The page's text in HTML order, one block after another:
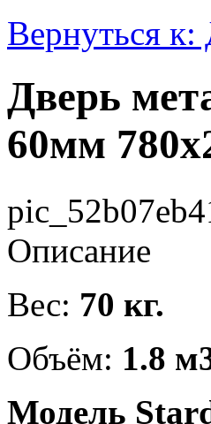
Вернуться
Дверь
60мм
Описание
Вес: 70 кг.
Объём: 1.8
Модель